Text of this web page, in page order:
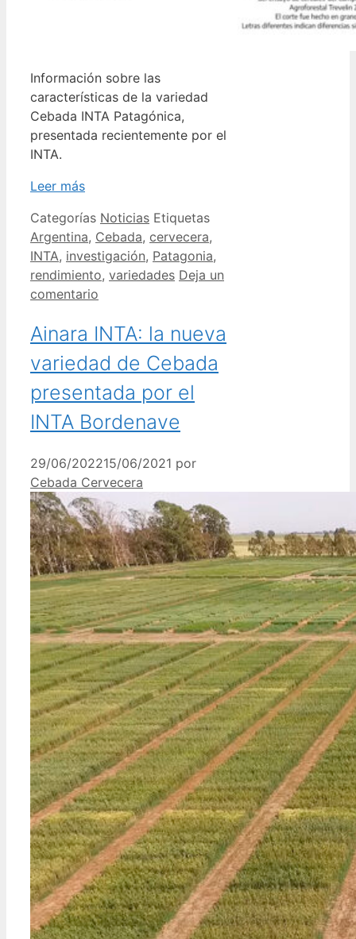
Información sobre las
características de la variedad
Cebada INTA Patagónica,
presentada recientemente por el
INTA.
Leer más
Categorías Noticias Etiquetas
Argentina, Cebada, cervecera,
INTA, investigación, Patagonia,
rendimiento, variedades Deja un
comentario
Ainara INTA: la nueva
variedad de Cebada
presentada por el
INTA Bordenave
29/06/202215/06/2021 por
Cebada Cervecera